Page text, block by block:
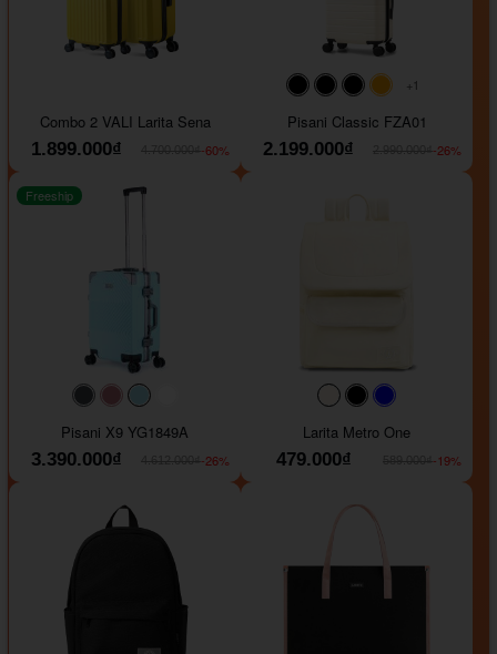
Combo 2 VALI Larita Sena
1.899.000₫
-60%
#000000#000000
#000000
#ffa500
+1
Pisani Classic FZA01
2.199.000₫
-26%
#40454a#b76e79
#9ad8e7
Freeship
Pisani X9 YG1849A
3.390.000₫
-26%
#faf0e6#000000
Larita Metro One
479.000₫
-19%